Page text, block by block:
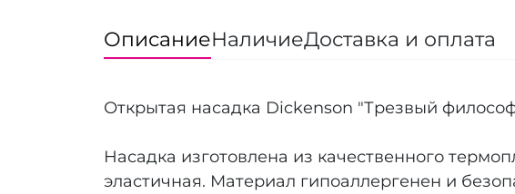
ОписаниеНаличиеДоставка и оплата
Открытая насадка Dickenson "Трезвый
Насадка изготовлена из качественного
эластичная. Материал гипоаллергенен и